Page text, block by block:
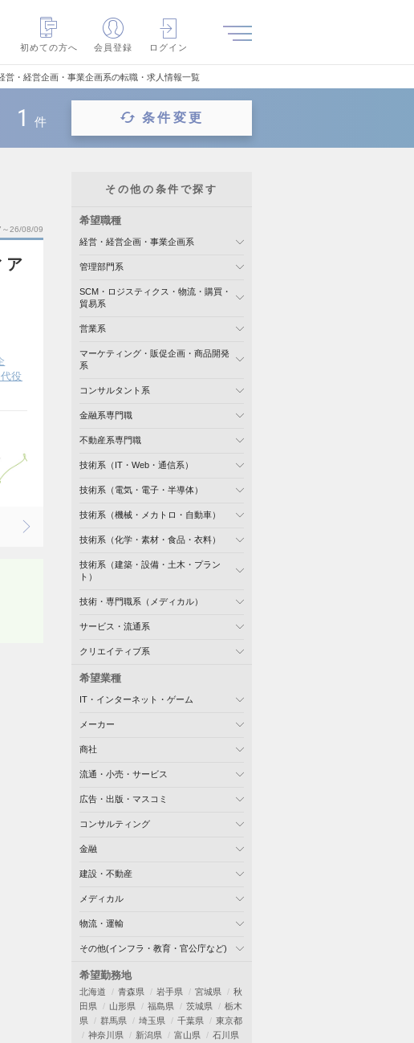
初めての方へ
会員登録 ログイン
営・経営企画・事業企画系の転職・求人情報一覧
1 件 条件変更
26/08/09
ア
役
その他の条件で探す
希望職種
経営・経営企画・事業企画系
管理部門系
SCM・ロジスティクス・物流・購買・
貿易系
営業系
マーケティング・販促企画・商品開発
系
コンサルタント系
金融系専門職
不動産系専門職
技術系（IT・Web・通信系）
技術系（電気・電子・半導体）
技術系（機械・メカトロ・自動車）
技術系（化学・素材・食品・衣料）
技術系（建築・設備・土木・プラン
ト）
技術・専門職系（メディカル）
サービス・流通系
クリエイティブ系
希望業種
IT・インターネット・ゲーム
メーカー
商社
流通・小売・サービス
広告・出版・マスコミ
コンサルティング
金融
建設・不動産
メディカル
物流・運輸
その他(インフラ・教育・官公庁など)
希望勤務地
北海道 青森県 岩手県 宮城県
秋
田県
山形県 福島県 茨城県
栃木
県
群馬県 埼玉県 千葉県
東京都
神奈川県
新潟県 富山県
石川県